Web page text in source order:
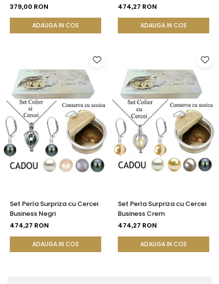
379,00 RON
ADAUGA IN COS
474,27 RON
ADAUGA IN COS
Set Perla Surpriza cu Cercei
Business Negri
474,27 RON
ADAUGA IN COS
Set Perla Surpriza cu Cercei
Business Crem
474,27 RON
ADAUGA IN COS